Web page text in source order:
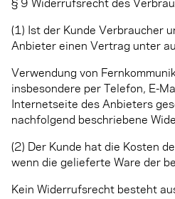
(1) Ist der Kunde Verbraucher
Anbieter einen Vertrag unter
Verwendung von
insbesondere per Telefon, E-
Internetseite des Anbieters
nachfolgend beschriebene
(2) Der Kunde hat die Kosten
wenn die gelieferte Ware der
Kein Widerrufsrecht besteht